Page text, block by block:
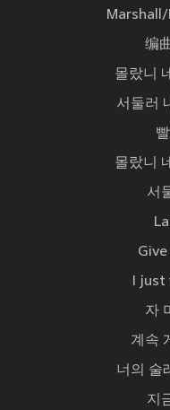
编
몰랐니
서둘러
몰랐니
서
I just
자
계속
너의 술
지